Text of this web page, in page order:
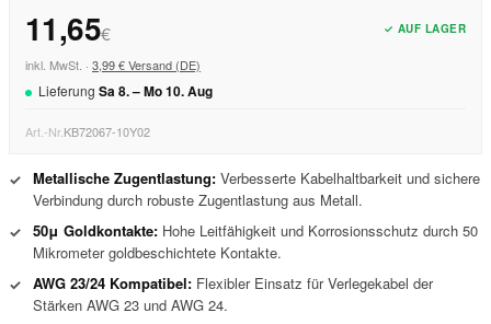
11,65€ ✓ AUF LAGER
inkl. MwSt. · 3,99 € Versand (DE)
Lieferung Sa8. –Mo10.Aug
Art.-Nr.KB72067-10Y02
✓ Metallische Zugentlastung: Verbesserte Kabelhaltbarkeit und sichere
Verbindung durch robuste Zugentlastung aus Metall.
✓ 50μ Goldkontakte: Hohe Leitfähigkeit und Korrosionsschutz durch 50
Mikrometer goldbeschichtete Kontakte.
✓ AWG 23/24 Kompatibel: Flexibler Einsatz für Verlegekabel der
Stärken AWG 23 und AWG 24.